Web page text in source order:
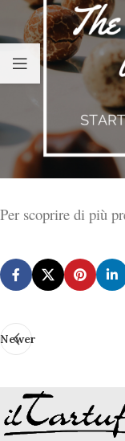
Per scoprire di più
Newer